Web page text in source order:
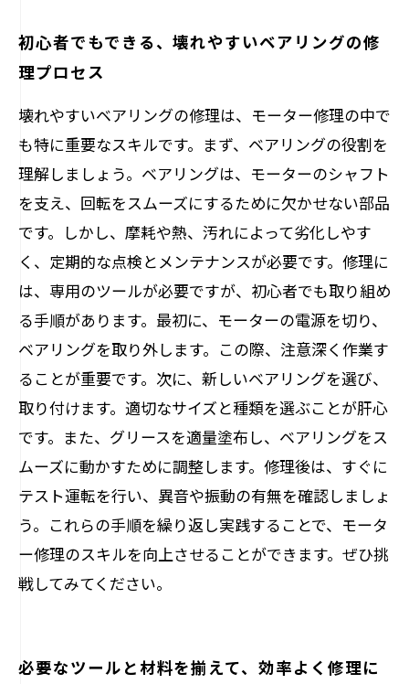
初心者でもできる、壊れやすいベアリングの修
理プロセス
壊れやすいベアリングの修理は、モーター修理の中で
も特に重要なスキルです。まず、ベアリングの役割を
理解しましょう。ベアリングは、モーターのシャフト
を支え、回転をスムーズにするために欠かせない部品
です。しかし、摩耗や熱、汚れによって劣化しやす
く、定期的な点検とメンテナンスが必要です。修理に
は、専用のツールが必要ですが、初心者でも取り組め
る手順があります。最初に、モーターの電源を切り、
ベアリングを取り外します。この際、注意深く作業す
ることが重要です。次に、新しいベアリングを選び、
取り付けます。適切なサイズと種類を選ぶことが肝心
です。また、グリースを適量塗布し、ベアリングをス
ムーズに動かすために調整します。修理後は、すぐに
テスト運転を行い、異音や振動の有無を確認しましょ
う。これらの手順を繰り返し実践することで、モータ
ー修理のスキルを向上させることができます。ぜひ挑
戦してみてください。
必要なツールと材料を揃えて、効率よく修理に